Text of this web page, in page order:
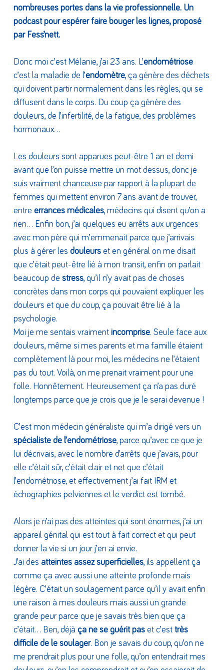
nombreuses portes dans la vie professionnelle. Un
podcast pour espérer faire bouger les lignes, proposé
par Fess’nett.
Donc moi c’est Mélanie, j’ai 23 ans. L’endométriose
c’est la maladie de l’endomètre, ça génère des déchets
qui doivent partir normalement dans les règles, qui se
diffusent dans le corps. Du coup ça génère des
douleurs, de l’infertilité, de la fatigue, des problèmes
hormonaux…
Les douleurs sont apparues peut-être 1 an et demi
avant que l’on puisse mettre un mot dessus, donc je
suis vraiment chanceuse par rapport à la plupart de
femmes qui mettent environ 7 ans avant de trouver,
entre errances médicales, médecins qui disent qu’on a
rien… Enfin bon, j’ai quelques eu arrêts aux urgences
avec mon père qui m’emmenait parce que j’arrivais
plus à gérer les douleurset en général on me disait
que c’était peut-être lié à mon transit, enfin on parlait
beaucoup de stress, qu’il n’y avait pas de choses
concrètes dans mon corps qui pouvaient expliquer les
douleurs et que du coup, ça pouvait être lié à la
psychologie.
Moi je me sentais vraiment incomprise. Seule face aux
douleurs, même si mes parents et ma famille étaient
complètement là pour moi, les médecins ne l’étaient
pas du tout. Voilà, on me prenait vraiment pour une
folle. Honnêtement. Heureusement ça n’a pas duré
longtemps parce que je crois que je le serai devenue !
C’est mon médecin généraliste qui m’a dirigé vers un
spécialiste de l’endométriose, parce qu’avec ce que je
lui décrivais, avec le nombre d’arrêts que j’avais, pour
elle c’était sûr, c’était clair et net que c’était
l’endométriose, et effectivement j’ai fait IRM et
échographies pelviennes et le verdict est tombé.
Alors je n’ai pas des atteintes qui sont énormes, j’ai un
appareil génital qui est tout à fait correct et qui peut
donner la vie si un jour j’en ai envie.
J’ai des atteintes assez superficielles, ils appellent ça
comme ça avec aussi une atteinte profonde mais
légère. C’était un soulagement parce qu’il y avait enfin
une raison à mes douleurs mais aussi un grande
grande peur parce que je savais très bien que ça
c’était… Ben, déjà ça ne se guérit pas et c’est très
difficile de le soulager. Bon je savais du coup, qu’on ne
me prendrait plus pour une folle, qu’on entendrait mes